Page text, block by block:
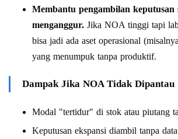
Membantu pengambilan keputusan
menganggur. Jika NOA tinggi tapi
bisa jadi ada aset operasional
yang menumpuk tanpa produktif.
Dampak Jika NOA Tidak Dipantau
Modal "tertidur" di stok atau piutang
Keputusan ekspansi diambil tanpa